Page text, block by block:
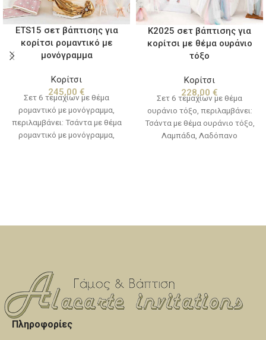
ETS15 σετ βάπτισης για
κορίτσι ρομαντικό με
μονόγραμμα
Κορίτσι
245,00 €
Σετ 6 τεμαχίων με θέμα
ρομαντικό με μονόγραμμα,
περιλαμβάνει: Τσάντα με θέμα
ρομαντικό με μονόγραμμα,
Κ2025 σετ βάπτισης για
κορίτσι με θέμα ουράνιο
τόξο
Κορίτσι
228,00 €
Σετ 6 τεμαχίων με θέμα
ουράνιο τόξο, περιλαμβάνει:
Τσάντα με θέμα ουράνιο τόξο,
Λαμπάδα, Λαδόπανο
Πληροφορίες